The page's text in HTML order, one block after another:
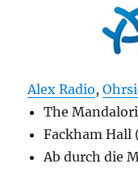
Alex Radio,
The
Fackham Hall
Ab durch die